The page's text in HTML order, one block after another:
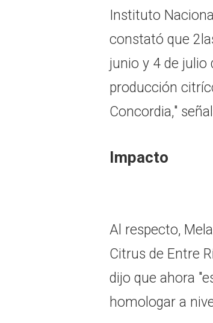
Instituto
constató que
junio y 4 de julio
producción
Concordia,"
Impacto
Al respecto,
Citrus de Entre
dijo que ahora
homologar a